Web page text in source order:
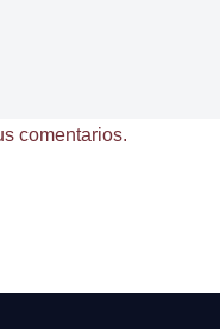
comentarios.